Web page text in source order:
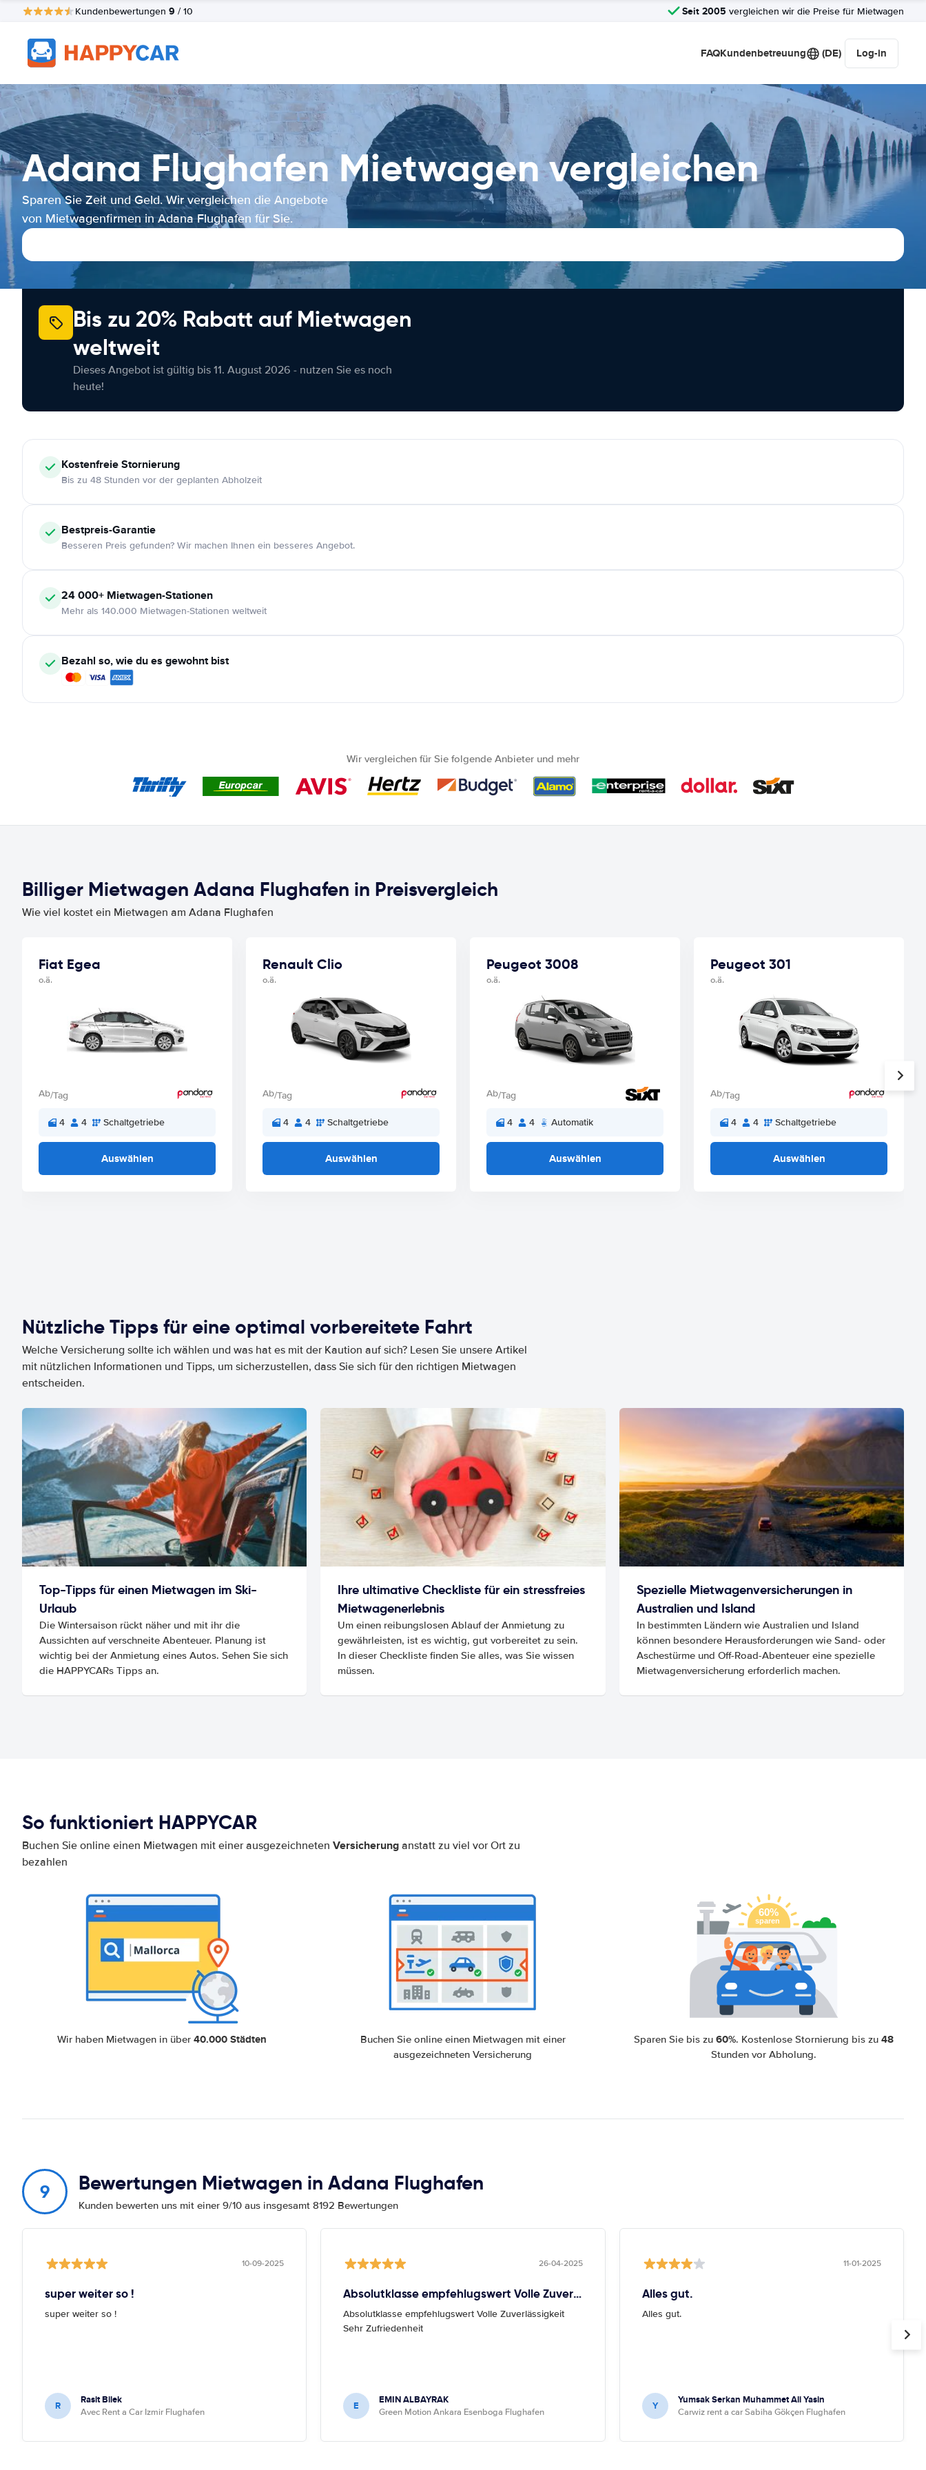
Kundenbewertungen 9 / 10 Seit 2005 vergleichen wir die Preise für Mietwagen
FAQKundenbetreuung (DE) Log-in
Adana Flughafen Mietwagen vergleichen
Sparen Sie Zeit und Geld. Wir vergleichen die Angebote
von Mietwagenfirmen in Adana Flughafen für Sie.
Bis zu 20% Rabatt auf Mietwagen
weltweit
Dieses Angebot ist gültig bis 11. August 2026 - nutzen Sie es noch
heute!
KostenfreieStornierung
Bis zu 48 Stunden vor der geplanten Abholzeit
Bestpreis-Garantie
Besseren Preis gefunden? Wir machen Ihnen ein besseres Angebot.
24 000+ Mietwagen-Stationen
Mehr als 140.000 Mietwagen-Stationen weltweit
Bezahl so, wie du es gewohnt bist
Wir vergleichen für Sie folgende Anbieter und mehr
Billiger Mietwagen Adana Flughafen in Preisvergleich
Wie viel kostet ein Mietwagen am Adana Flughafen
Fiat Egea
o.ä.
Ab/Tag
4 4 Schaltgetriebe
Auswählen
Renault Clio
o.ä.
Ab/Tag
4 4 Schaltgetriebe
Auswählen
Peugeot 3008
o.ä.
Ab/Tag
4 4 Automatik
Auswählen
Peugeot 301
o.ä.
Ab/Tag
4 4 Schaltgetriebe
Auswählen
Nützliche Tipps für eine optimal vorbereitete Fahrt
Welche Versicherung sollte ich wählen und was hat es mit der Kaution auf sich? Lesen Sie unsere Artikel
mit nützlichen Informationen und Tipps, um sicherzustellen, dass Sie sich für den richtigen Mietwagen
entscheiden.
Top-Tipps für einen Mietwagen im Ski-
Urlaub
Die Wintersaison rückt näher und mit ihr die
Aussichten auf verschneite Abenteuer. Planung ist
wichtig bei der Anmietung eines Autos. Sehen Sie sich
die HAPPYCARs Tipps an.
Ihre ultimative Checkliste für ein stressfreies
Mietwagenerlebnis
Um einen reibungslosen Ablauf der Anmietung zu
gewährleisten, ist es wichtig, gut vorbereitet zu sein.
In dieser Checkliste finden Sie alles, was Sie wissen
müssen.
Spezielle Mietwagenversicherungen in
Australien und Island
In bestimmten Ländern wie Australien und Island
können besondere Herausforderungen wie Sand- oder
Aschestürme und Off-Road-Abenteuer eine spezielle
Mietwagenversicherung erforderlich machen.
So funktioniert HAPPYCAR
Buchen Sie online einen Mietwagen mit einer ausgezeichneten Versicherung anstatt zu viel vor Ort zu
bezahlen
Wir haben Mietwagen in über40.000 Städten
Buchen Sie online einen Mietwagen mit einer
ausgezeichneten Versicherung
Sparen Sie bis zu60%. Kostenlose Stornierung bis zu48
Stunden vor Abholung.
9 Bewertungen Mietwagen in Adana Flughafen
Kunden bewerten uns mit einer 9/10 aus insgesamt 8192 Bewertungen
10-09-2025
super weiter so !
super weiter so !
R Rasit Bilek
Avec Rent a Car Izmir Flughafen
26-04-2025
Absolutklasse empfehlugswert Volle Zuverlässigkeit Sehr
Absolutklasse empfehlugswert Volle Zuverlässigkeit
Sehr Zufriedenheit
E EMIN ALBAYRAK
Green Motion Ankara Esenboga Flughafen
11-01-2025
Alles gut.
Alles gut.
Y Yumsak Serkan Muhammet Ali Yasin
Carwiz rent a car Sabiha Gökçen Flughafen